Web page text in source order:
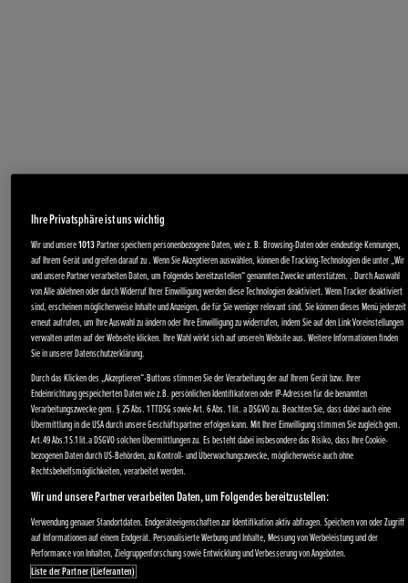
Stromerzeuger
Wasserpumpen
Angebote
Schneefräsen
Service
Ihre Privatsphäre ist uns wichtig
Wir und unsere1013Partner speichern personenbezogene Daten, wie z. B. Browsing-Daten oder eindeutige Kennungen,
auf Ihrem Gerät und greifen darauf zu . Wenn Sie Akzeptieren auswählen, können die Tracking-Technologien die unter „Wir
und unsere Partner verarbeiten Daten, um Folgendes bereitzustellen“ genannten Zwecke unterstützen. . Durch Auswahl
von Alle ablehnen oder durch Widerruf Ihrer Einwilligung werden diese Technologien deaktiviert. Wenn Tracker deaktiviert
sind, erscheinen möglicherweise Inhalte und Anzeigen, die für Sie weniger relevant sind. Sie können dieses Menü jederzeit
erneut aufrufen, um Ihre Auswahl zu ändern oder Ihre Einwilligung zu widerrufen, indem Sie auf den Link Voreinstellungen
verwalten unten auf der Webseite klicken. Ihre Wahl wirkt sich auf unsere/n Website aus. Weitere Informationen finden
Sie in unserer Datenschutzerklärung.
Durch das Klicken des „Akzeptieren“-Buttons stimmen Sie der Verarbeitung der auf Ihrem Gerät bzw. Ihrer
Endeinrichtung gespeicherten Daten wie z.B. persönlichen Identifikatoren oder IP-Adressen für die benannten
Verarbeitungszwecke gem. § 25 Abs. 1 TTDSG sowie Art. 6 Abs. 1 lit. a DSGVO zu. Beachten Sie, dass dabei auch eine
Übermittlung in die USA durch unsere Geschäftspartner erfolgen kann. Mit Ihrer Einwilligung stimmen Sie zugleich gem.
Art.49 Abs.1 S.1 lit.a DSGVO solchen Übermittlungen zu. Es besteht dabei insbesondere das Risiko, dass Ihre Cookie-
bezogenen Daten durch US-Behörden, zu Kontroll- und Überwachungszwecke, möglicherweise auch ohne
Rechtsbehelfsmöglichkeiten, verarbeitet werden.
Wir und unsere Partner verarbeiten Daten, um Folgendes bereitzustellen:
Verwendung genauer Standortdaten. Endgeräteeigenschaften zur Identifikation aktiv abfragen. Speichern von oder Zugriff
auf Informationen auf einem Endgerät. Personalisierte Werbung und Inhalte, Messung von Werbeleistung und der
Performance von Inhalten, Zielgruppenforschung sowie Entwicklung und Verbesserung von Angeboten.
Liste der Partner (Lieferanten)